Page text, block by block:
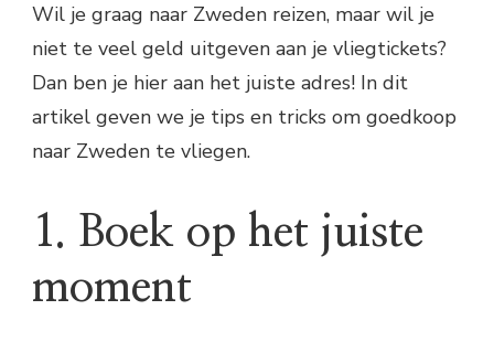
Wil je graag naar Zweden reizen, maar wil je
niet te veel geld uitgeven aan je vliegtickets?
Dan ben je hier aan het juiste adres! In dit
artikel geven we je tips en tricks om goedkoop
naar Zweden te vliegen.
1. Boek op het juiste
moment